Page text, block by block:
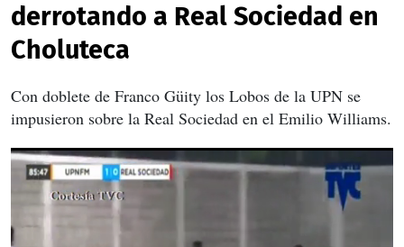
derrotando a Real Sociedad en
Choluteca
Con doblete de Franco Güity los Lobos de la UPN se
impusieron sobre la Real Sociedad en el Emilio Williams.